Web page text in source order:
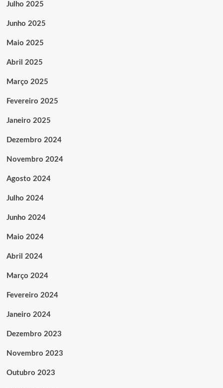
Julho 2025
Junho 2025
Maio 2025
Abril 2025
Março 2025
Fevereiro 2025
Janeiro 2025
Dezembro 2024
Novembro 2024
Agosto 2024
Julho 2024
Junho 2024
Maio 2024
Abril 2024
Março 2024
Fevereiro 2024
Janeiro 2024
Dezembro 2023
Novembro 2023
Outubro 2023